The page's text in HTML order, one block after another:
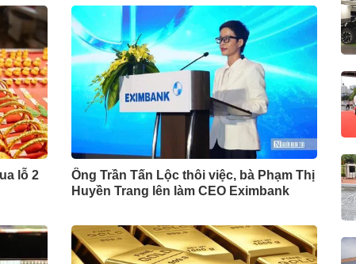
lỗ 2
Ông Trần Tấn Lộc thôi việc, bà Phạm Thị
Huyền Trang lên làm CEO Eximbank